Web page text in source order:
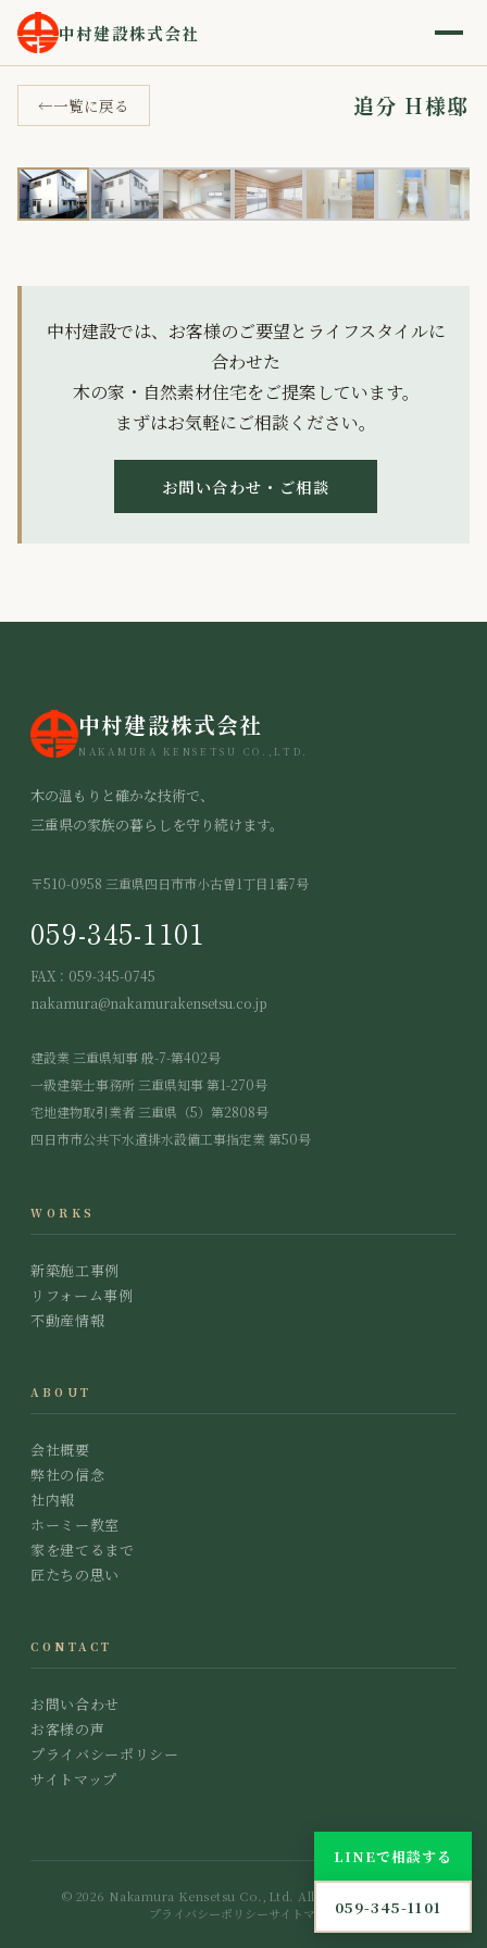
中村建設株式会社
ホーム › 施工事例› 追分 H様邸
一覧に戻る 追分 H様邸
中村建設では、お客様のご要望とライフスタイルに
合わせた
木の家・自然素材住宅をご提案しています。
まずはお気軽にご相談ください。
お問い合わせ・ご相談
中村建設株式会社
NAKAMURA KENSETSU CO.,LTD.
木の温もりと確かな技術で、
三重県の家族の暮らしを守り続けます。
〒510-0958 三重県四日市市小古曽1丁目1番7号
059-345-1101
FAX：059-345-0745
nakamura@nakamurakensetsu.co.jp
建設業 三重県知事 般-7-第402号
一級建築士事務所 三重県知事 第1-270号
宅地建物取引業者 三重県（5）第2808号
四日市市公共下水道排水設備工事指定業 第50号
WORKS
新築施工事例
リフォーム事例
不動産情報
ABOUT
会社概要
弊社の信念
社内報
ホーミー教室
家を建てるまで
匠たちの思い
CONTACT
お問い合わせ
お客様の声
プライバシーポリシー
サイトマップ
© 2026 Nakamura Kensetsu Co.,Ltd. All Rights Reserved.
プライバシーポリシーサイトマップ
LINEで相談する
059-345-1101